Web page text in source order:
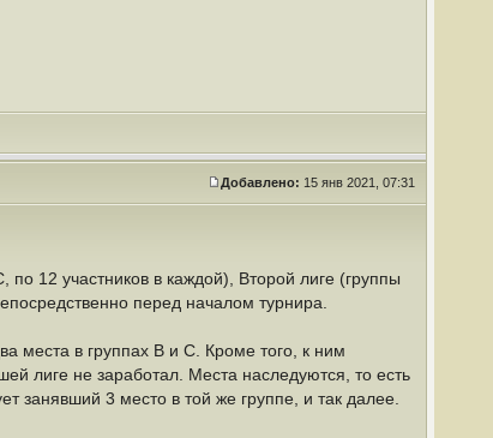
Добавлено: 15 янв 2021, 07:31
12 участников в каждой), Второй лиге (группы
перед началом турнира.
места в группах B и C. Кроме того, к ним
лиге не заработал. Места наследуются, то есть
занявший 3 место в той же группе, и так далее.